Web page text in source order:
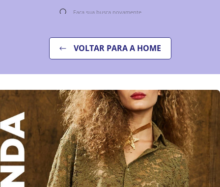
VOLTAR PARA A HOME